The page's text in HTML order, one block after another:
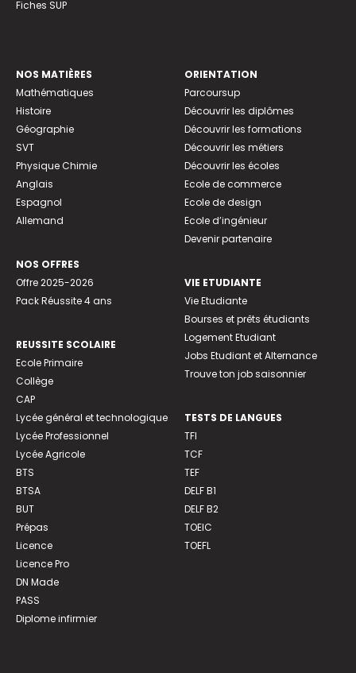
Fiches SUP
NOS MATIÈRES
Mathématiques
Histoire
Géographie
SVT
Physique Chimie
Anglais
Espagnol
Allemand
NOS OFFRES
Offre 2025-2026
Pack Réussite 4 ans
REUSSITE SCOLAIRE
Ecole Primaire
Collège
CAP
Lycée général et technologique
Lycée Professionnel
Lycée Agricole
BTS
BTSA
BUT
Prépas
Licence
Licence Pro
DN Made
PASS
Diplome infirmier
ORIENTATION
Parcoursup
Découvrir les diplômes
Découvrir les formations
Découvrir les métiers
Découvrir les écoles
Ecole de commerce
Ecole de design
Ecole d’ingénieur
Devenir partenaire
VIE ETUDIANTE
Vie Etudiante
Bourses et prêts étudiants
Logement Etudiant
Jobs Etudiant et Alternance
Trouve ton job saisonnier
TESTS DE LANGUES
TFI
TCF
TEF
DELF B1
DELF B2
TOEIC
TOEFL